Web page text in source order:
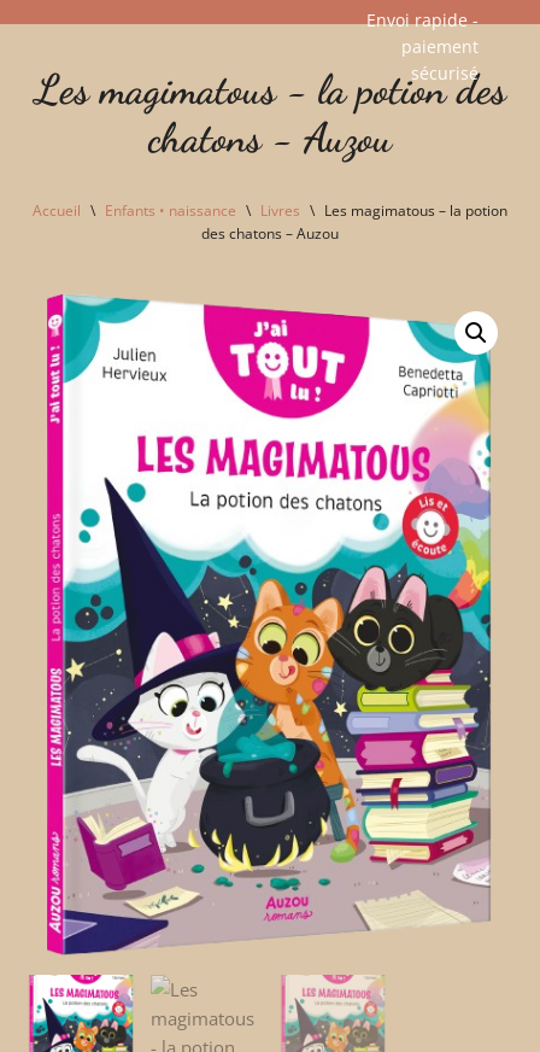
au
Envoi rapide -
paiement
sécurisé​
Les magimatous - la potion des
chatons - Auzou
Accueil \ Enfants • naissance \ Livres \ Les magimatous – la potion
des chatons – Auzou